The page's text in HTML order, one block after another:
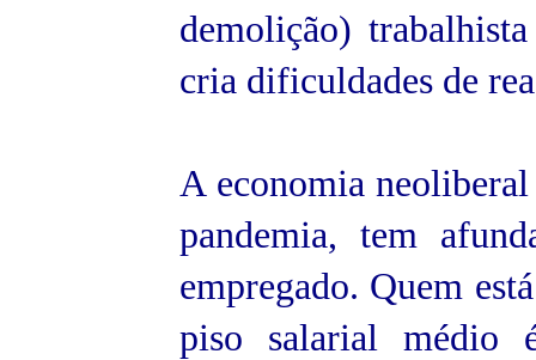
demolição)
cria dificuldades de
A economia
pandemia, tem
empregado. Quem
piso salarial médio